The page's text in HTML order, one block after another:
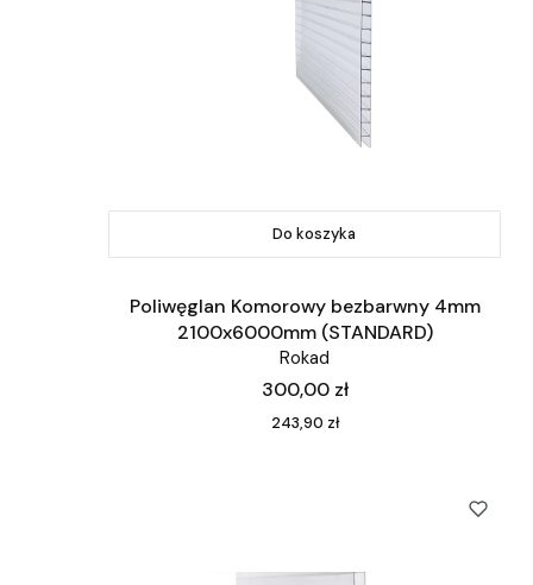
Do koszyka
Poliwęglan Komorowy bezbarwny 4mm
2100x6000mm (STANDARD)
Rokad
Cena
300,00 zł
Cena
243,90 zł